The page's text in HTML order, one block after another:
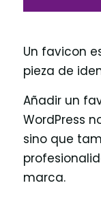
Un favicon
pieza de
Añadir un
WordPress
sino que
marca.